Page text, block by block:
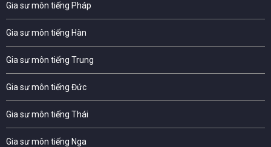
Gia sư môn tiếng Pháp
Gia sư môn tiếng Hàn
Gia sư môn tiếng Trung
Gia sư môn tiếng Đức
Gia sư môn tiếng Thái
Gia sư môn tiếng Nga